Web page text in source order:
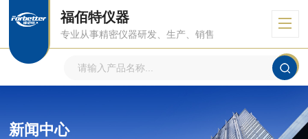
福佰特仪器
专业从事精密仪器研发、生产、销售
新闻中心